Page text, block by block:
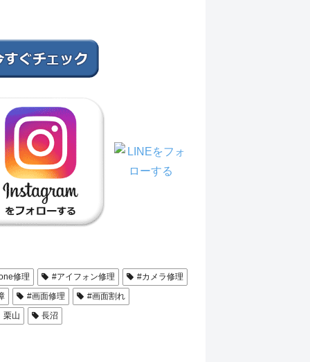
修理 #アイフォン修理
#カメラ修理
#画面修理
#画面割れ
栗山
長沼